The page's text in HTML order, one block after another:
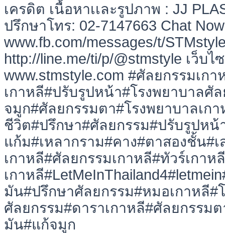
เครดิต เนื้อหาเเละรูปภาพ : JJ
ปรึกษาโทร: 02-7147663 Chat
www.fb.com/messages/t/
http://line.me/ti/p/@stmstyle เว็บไ
www.stmstyle.com #ศัลยกรรมเก
เกาหลี#ปรับรูปหน้า#โรงพยาบาลศั
จมูก#ศัลยกรรมตา#โรงพยาบาลเก
ชีวิต#ปรึกษา#ศัลยกรรม#ปรับรูปห
แก้ม#เหลากราม#คาง#ตาสองชั้น#เ
เกาหลี#ศัลยกรรมเกาหลี#ทัวร์เกาห
เกาหลี
มัน#ปรึกษาศัลยกรรม#หมอเกาหลี#
ศัลยกรรม#ดาราเกาหลี#ศัลยกรรม
มัน#แก้จมูก